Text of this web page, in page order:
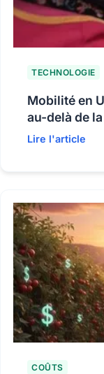
TECHNOLOGIE
Mobilité en
au-delà de
Lire l'article
COÛTS